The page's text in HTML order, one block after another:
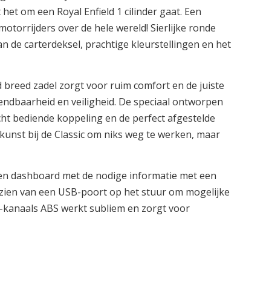
om een Royal Enfield 1 cilinder gaat. Een
over de hele wereld! Sierlijke ronde
de carterdeksel, prachtige kleurstellingen en het
zadel zorgt voor ruim comfort en de juiste
en veiligheid. De speciaal ontworpen
bediende koppeling en de perfect afgestelde
bij de Classic om niks weg te werken, maar
dashboard met de nodige informatie met een
van een USB-poort op het stuur om mogelijke
ABS werkt subliem en zorgt voor